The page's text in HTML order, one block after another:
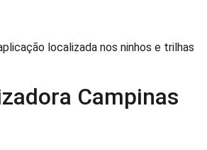
localizada nos ninhos e trilhas
Campinas